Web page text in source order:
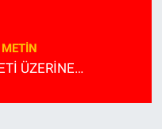
ÜZERİNE…